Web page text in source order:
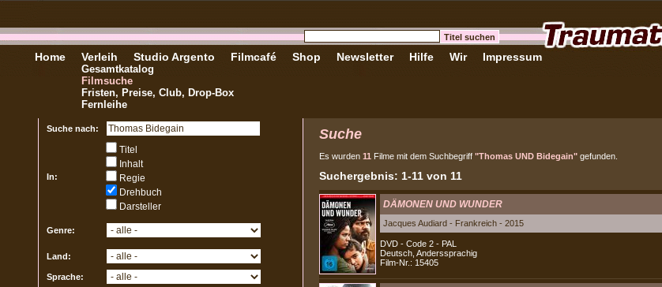
Home Verleih
Gesamtkatalog
Filmsuche
Fristen, Preise, Club, Drop-Box
Fernleihe
Studio Argento Filmcafé Shop Newsletter Hilfe Wir Impressum
Suche nach:
In:
Titel
Inhalt
Regie
Drehbuch
Darsteller
Genre:
Land:
Sprache:
Suche
Es wurden 11 Filme mit dem Suchbegriff "Thomas UND Bidegain" gefunden.
Suchergebnis: 1-11 von 11
DÄMONEN UND WUNDER
Jacques Audiard - Frankreich - 2015
DVD - Code 2 - PAL
Deutsch, Anderssprachig
Film-Nr.: 15405